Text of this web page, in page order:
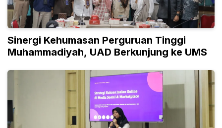
Sinergi Kehumasan Perguruan Tinggi
Muhammadiyah, UAD Berkunjung ke UMS